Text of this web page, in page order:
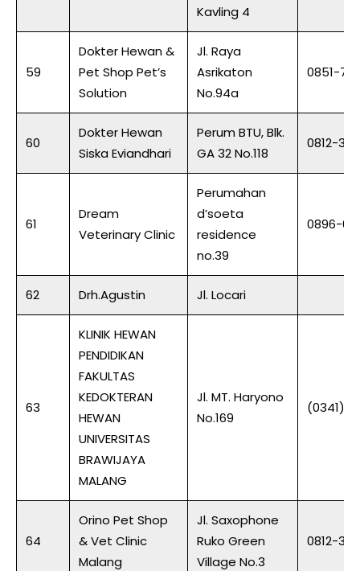
Kavling 4
59
Dokter Hewan &
Pet Shop Pet’s
Solution
Jl. Raya
Asrikaton
No.94a
0851-
60
Dokter Hewan
Siska Eviandhari
Perum BTU, Blk.
GA 32 No.118
0812-
61
Dream
Veterinary Clinic
Perumahan
d’soeta
residence
no.39
0896-
62 Drh.Agustin Jl. Locari
63
KLINIK HEWAN
PENDIDIKAN
FAKULTAS
KEDOKTERAN
HEWAN
UNIVERSITAS
BRAWIJAYA
MALANG
Jl. MT. Haryono
No.169
(0341)
64
Orino Pet Shop
& Vet Clinic
Malang
Jl. Saxophone
Ruko Green
Village No.3
0812-